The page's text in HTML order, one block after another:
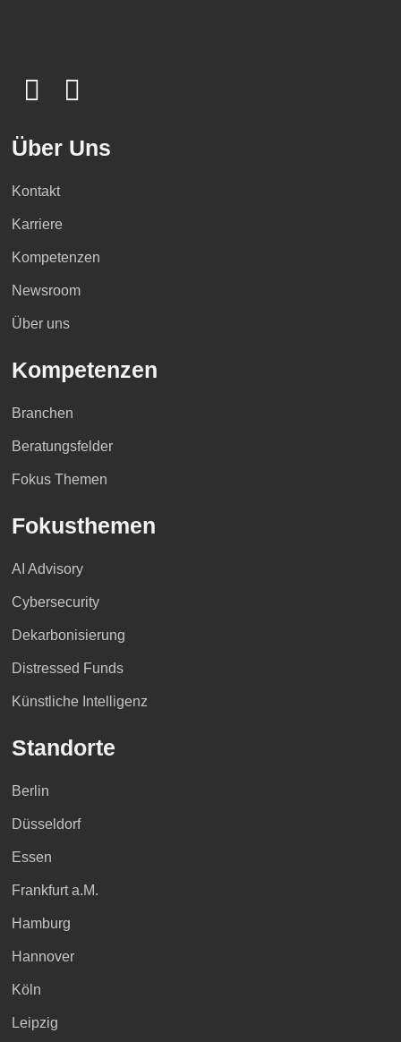
Über Uns
Kontakt
Karriere
Kompetenzen
Newsroom
Über uns
Kompetenzen
Branchen
Beratungsfelder
Fokus Themen
Fokusthemen
AI Advisory
Cybersecurity
Dekarbonisierung
Distressed Funds
Künstliche Intelligenz
Standorte
Berlin
Düsseldorf
Essen
Frankfurt a.M.
Hamburg
Hannover
Köln
Leipzig